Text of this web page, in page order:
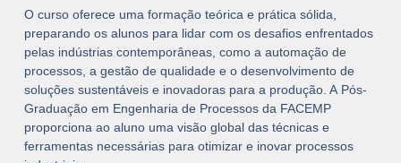
O curso oferece uma formação teórica e prática sólida,
preparando os alunos para lidar com os desafios enfrentados
pelas indústrias contemporâneas, como a automação de
processos, a gestão de qualidade e o desenvolvimento de
soluções sustentáveis e inovadoras para a produção. A Pós-
Graduação em Engenharia de Processosda FACEMP
proporciona ao aluno uma visão global das técnicas e
ferramentas necessárias para otimizar e inovar processos